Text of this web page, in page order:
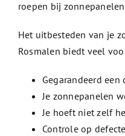
roepen bij
Het uitbesteden van je
Rosmalen biedt veel
Gegarandeerd
Je zonnepanelen
Je hoeft niet zelf
Controle op